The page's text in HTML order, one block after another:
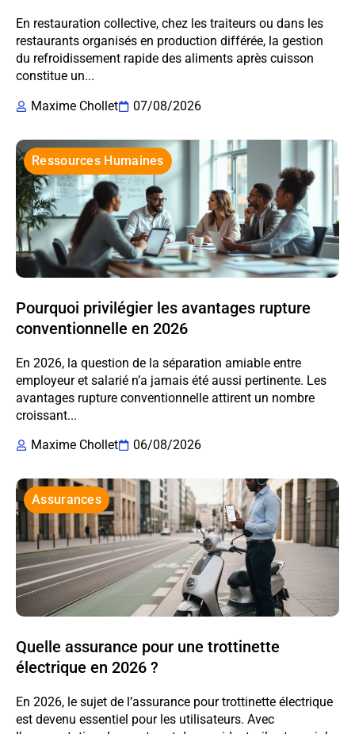
En restauration collective, chez les traiteurs ou dans les
restaurants organisés en production différée, la gestion
du refroidissement rapide des aliments après cuisson
constitue un...
Maxime Chollet
07/08/2026
Ressources Humaines
Pourquoi privilégier les avantages rupture
conventionnelle en 2026
En 2026, la question de la séparation amiable entre
employeur et salarié n’a jamais été aussi pertinente. Les
avantages rupture conventionnelle attirent un nombre
croissant...
Maxime Chollet
06/08/2026
Assurances
Quelle assurance pour une trottinette
électrique en 2026 ?
En 2026, le sujet de l’assurance pour trottinette électrique
est devenu essentiel pour les utilisateurs. Avec